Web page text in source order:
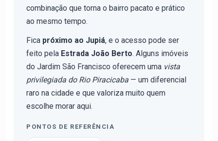
combinação que torna o bairro pacato e prático
ao mesmo tempo.
Fica próximo ao Jupiá, e o acesso pode ser
feito pela Estrada João Berto. Alguns imóveis
do Jardim São Francisco oferecem uma vista
privilegiada do Rio Piracicaba — um diferencial
raro na cidade e que valoriza muito quem
escolhe morar aqui.
PONTOS DE REFERÊNCIA